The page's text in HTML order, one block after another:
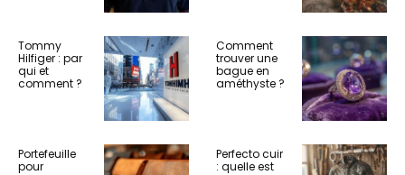
Tommy
Hilfiger : par
qui et
comment ?
Comment
trouver une
bague en
améthyste ?
Portefeuille
pour
Perfecto cuir
: quelle est